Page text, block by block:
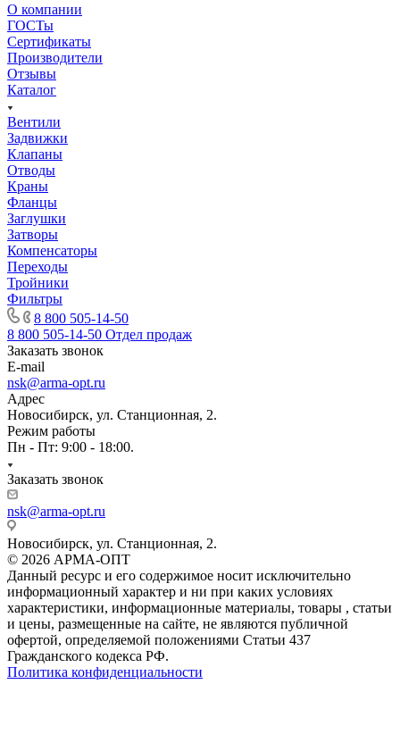
О компании
ГОСТы
Сертификаты
Производители
Отзывы
Каталог
Вентили
Задвижки
Клапаны
Отводы
Краны
Фланцы
Заглушки
Затворы
Компенсаторы
Переходы
Тройники
Фильтры
8 800 505-14-50
8 800 505-14-50 Отдел продаж
Заказать звонок
E-mail
nsk@arma-opt.ru
Адрес
Новосибирск, ул. Станционная, 2.
Режим работы
Пн - Пт: 9:00 - 18:00.
Заказать звонок
nsk@arma-opt.ru
Новосибирск, ул. Станционная, 2.
© 2026 АРМА-ОПТ
Данный ресурс и его содержимое носит исключительно
информационный характер и ни при каких условиях
характеристики, информационные материалы, товары , статьи
и цены, размещенные на сайте, не являются публичной
офертой, определяемой положениями Статьи 437
Гражданского кодекса РФ.
Политика конфиденциальности